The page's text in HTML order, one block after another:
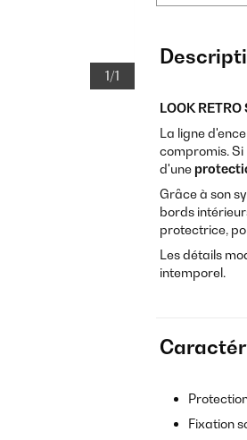
1/1
LOOK
La ligne
compromis. Si
d'une
Grâce à son
bords
protectrice,
Les détails
intemporel.
Fixation